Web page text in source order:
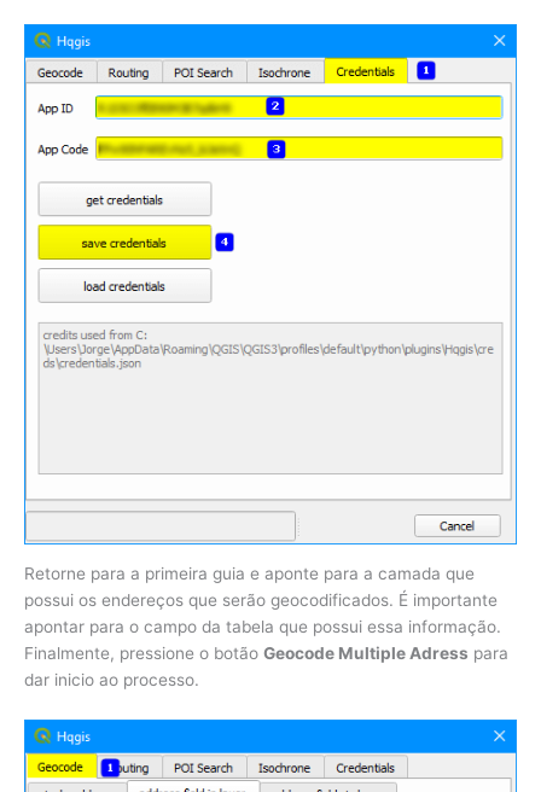
Retorne para a primeira guia e aponte para a camada que
possui os endereços que serão geocodificados. É importante
apontar para o campo da tabela que possui essa informação.
Finalmente, pressione o botão Geocode Multiple Adress para
dar inicio ao processo.